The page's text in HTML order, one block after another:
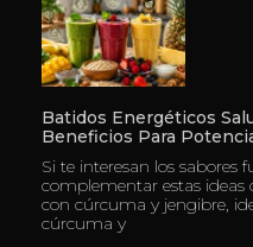
Batidos Energéticos
Beneficios Para
Si te interesan los sabores
complementar estas ideas
con cúrcuma y jengibre,
cúrcuma y